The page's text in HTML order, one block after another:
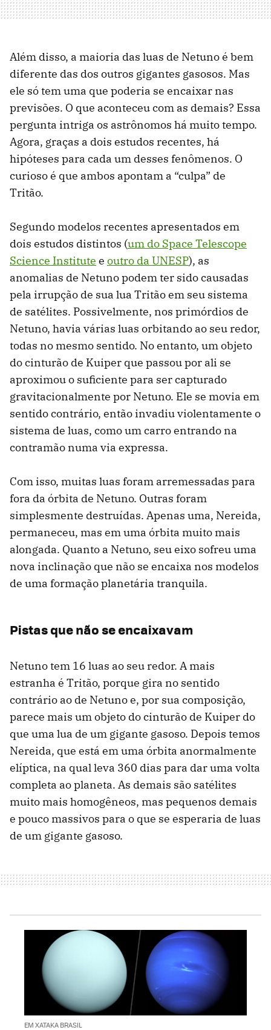
Além disso, a maioria das luas de Netuno é bem
diferente das dos outros gigantes gasosos. Mas
ele só tem uma que poderia se encaixar nas
previsões. O que aconteceu com as demais? Essa
pergunta intriga os astrônomos há muito tempo.
Agora, graças a dois estudos recentes, há
hipóteses para cada um desses fenômenos. O
curioso é que ambos apontam a “culpa” de
Tritão.
Segundo modelos recentes apresentados em
dois estudos distintos (um do Space Telescope
Science Institute e outro da UNESP), as
anomalias de Netuno podem ter sido causadas
pela irrupção de sua lua Tritão em seu sistema
de satélites. Possivelmente, nos primórdios de
Netuno, havia várias luas orbitando ao seu redor,
todas no mesmo sentido. No entanto, um objeto
do cinturão de Kuiper que passou por ali se
aproximou o suficiente para ser capturado
gravitacionalmente por Netuno. Ele se movia em
sentido contrário, então invadiu violentamente o
sistema de luas, como um carro entrando na
contramão numa via expressa.
Com isso, muitas luas foram arremessadas para
fora da órbita de Netuno. Outras foram
simplesmente destruídas. Apenas uma, Nereida,
permaneceu, mas em uma órbita muito mais
alongada. Quanto a Netuno, seu eixo sofreu uma
nova inclinação que não se encaixa nos modelos
de uma formação planetária tranquila.
Pistas que não se encaixavam
Netuno tem 16 luas ao seu redor. A mais
estranha é Tritão, porque gira no sentido
contrário ao de Netuno e, por sua composição,
parece mais um objeto do cinturão de Kuiper do
que uma lua de um gigante gasoso. Depois temos
Nereida, que está em uma órbita anormalmente
elíptica, na qual leva 360 dias para dar uma volta
completa ao planeta. As demais são satélites
muito mais homogêneos, mas pequenos demais
e pouco massivos para o que se esperaria de luas
de um gigante gasoso.
EM XATAKA BRASIL